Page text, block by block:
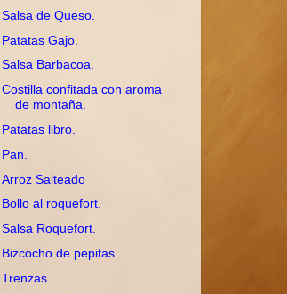
Salsa de Queso.
Patatas Gajo.
Salsa Barbacoa.
Costilla confitada con aroma
de montaña.
Patatas libro.
Pan.
Arroz Salteado
Bollo al roquefort.
Salsa Roquefort.
Bizcocho de pepitas.
Trenzas